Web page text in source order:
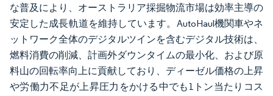
な普及により、オーストラリア採掘物流市場は効率主導の
安定した成長軌道を維持しています。AutoHaul機関車やネ
ットワーク全体のデジタルツインを含むデジタル技術は、
燃料消費の削減、計画外ダウンタイムの最小化、および原
料山の回転率向上に貢献しており、ディーゼル価格の上昇
や労働力不足が上昇圧力をかける中でも1トン当たりコス